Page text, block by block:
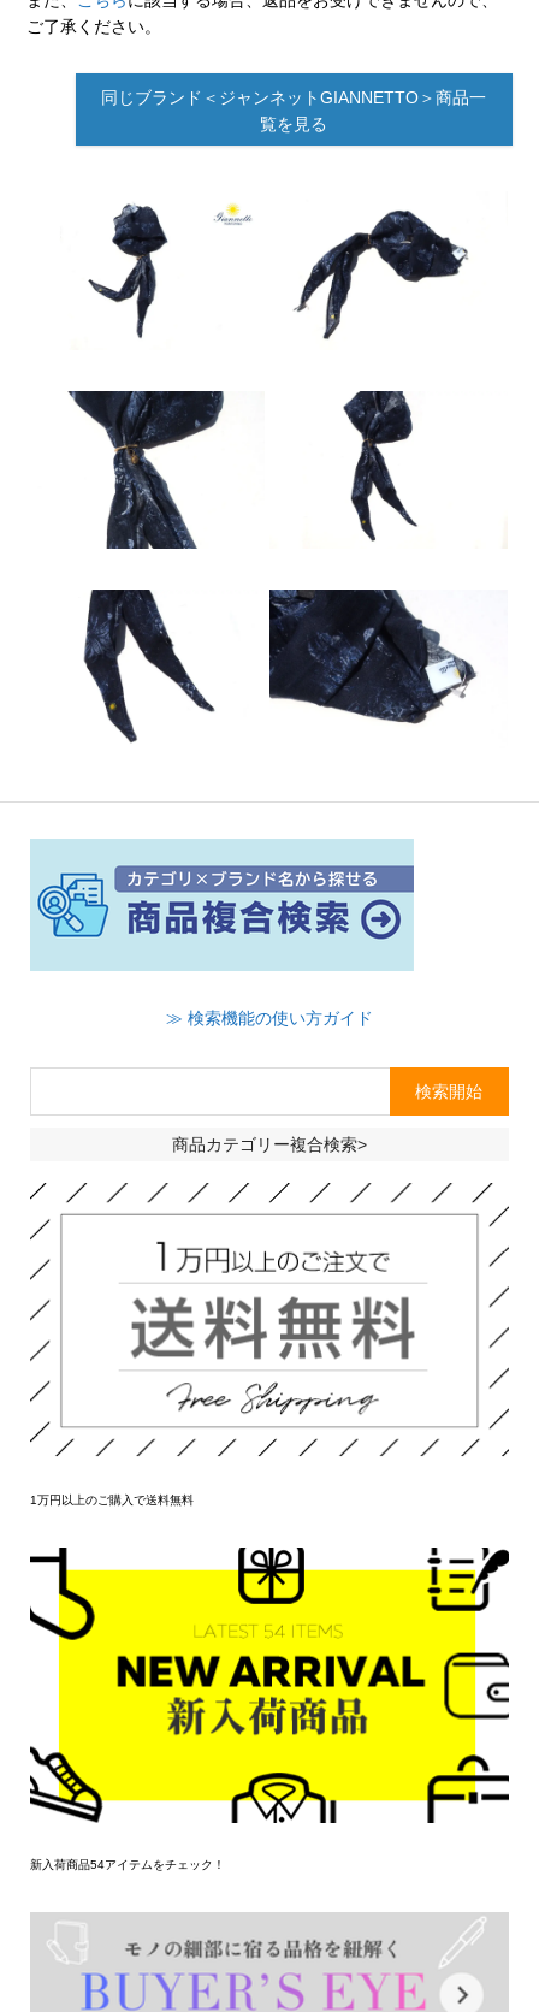
ご了承ください。
同じブランド＜ジャンネットGIANNETTO＞商品一
覧を見る
≫ 検索機能の使い方ガイド
商品カテゴリー複合検索>
1万円以上のご購入で送料無料
新入荷商品54アイテムをチェック！